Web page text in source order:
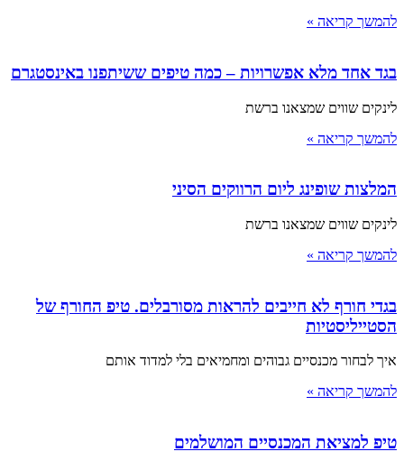
להמשך קריאה »
בגד אחד מלא אפשרויות – כמה טיפים ששיתפנו באינסטגרם
לינקים שווים שמצאנו ברשת
להמשך קריאה »
המלצות שופינג ליום הרווקים הסיני
לינקים שווים שמצאנו ברשת
להמשך קריאה »
בגדי חורף לא חייבים להראות מסורבלים. טיפ החורף של
הסטייליסטיות
איך לבחור מכנסיים גבוהים ומחמיאים בלי למדוד אותם
להמשך קריאה »
טיפ למציאת המכנסיים המושלמים